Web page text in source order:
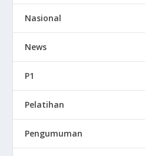
Nasional
News
P1
Pelatihan
Pengumuman